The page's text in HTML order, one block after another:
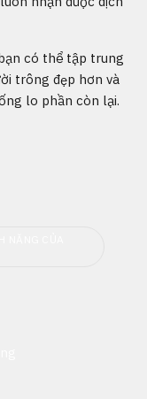
có thể tập trung
trông đẹp hơn và
lo phần còn lại.